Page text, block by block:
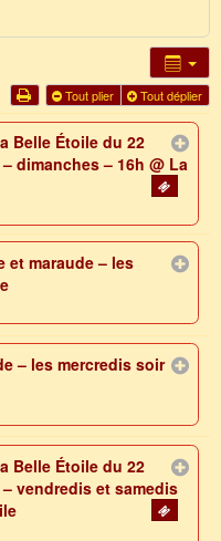
Tout plier Tout déplier
Belle Étoile du 22
dimanches – 16h@ La
et maraude – les
– les mercredis soir
Belle Étoile du 22
vendredis et samedis